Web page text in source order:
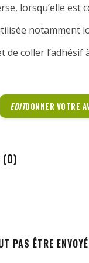
lorsqu’elle
notamment
de coller
EDITDONNER VOTRE
(0)
PAS ÊTRE ENVOYÉ